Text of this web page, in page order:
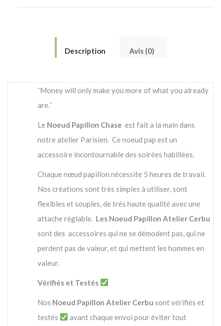
Description Avis (0)
¨Money will only make you more of what you already
are.¨
Le Noeud Papillon Chase est fait a la main dans
notre atelier Parisien. Ce noeud pap est un
accessoire incontournable des soirées habillées.
Chaque nœud papillon nécessite 5 heures de travail.
Nos créations sont très simples à utiliser, sont
flexibles et souples, de très haute qualité avec une
attache réglable. Les Noeud Papillon Atelier Cerbu
sont des accessoires qui ne se démodent pas, qui ne
perdent pas de valeur, et qui mettent les hommes en
valeur.
Vérifiés et Testés
Nos Noeud Papillon Atelier Cerbu sont vérifiés et
testés
avant chaque envoi pour éviter tout